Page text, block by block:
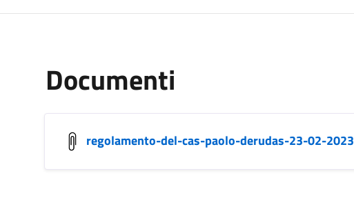
Documenti
regolamento-del-cas-paolo-derudas-23-02-